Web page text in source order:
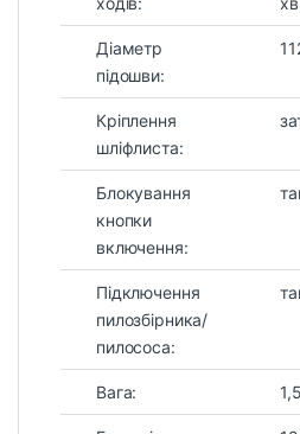
Діаметр
підошви:
Кріплення
шліфлиста:
Блокування
кнопки
включення:
Підключення
пилозбірника/
пилососа:
Вага: